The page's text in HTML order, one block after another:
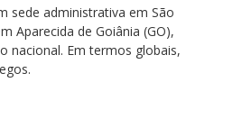
sede administrativa em São
Aparecida de Goiânia (GO),
nacional. Em termos globais,